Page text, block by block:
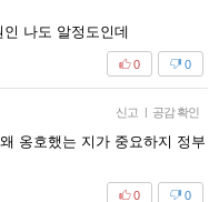
나도 알정도인데
0
0
신고 공감 확인
옹호했는 지가 중요하지 정부
0
0